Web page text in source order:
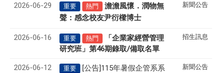
2026-06-29 重要 熱門
澹澹風懷．潤物無
聲 ： 感念校友尹衍樑博士
新聞公告
2026-06-16 重要 熱門
「企業家經營管理
研究班」第46期錄取/備取名單
招生訊息
2026-06-12 重要
[公告]115年暑假企管系系
新聞公告